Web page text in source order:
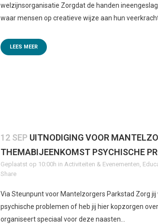
welzijnsorganisatie Zorgdat de handen
waar mensen op creatieve wijze aan hun
LEES MEER
12 SEP UITNODIGING VOOR
THEMABIJEENKOMST PSYCHISCHE
Geplaatst op 10:00h in Activiteiten & Evenementen,
Share
Via Steunpunt voor Mantelzorgers Parkstad Zorg
psychische problemen of heb jij hier kopzorgen
organiseert speciaal voor deze naasten...